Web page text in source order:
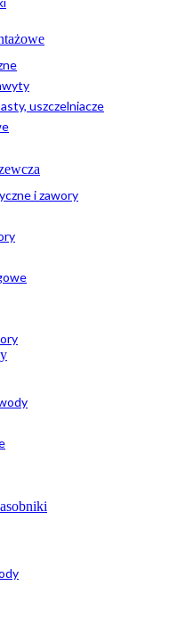
uszczelniacze
i zawory